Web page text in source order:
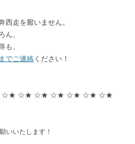
西走を厭いません。
ん、
も、
でご連絡ください！
☆★ ☆★ ☆★ ☆★ ☆★ ☆★
いいたします！